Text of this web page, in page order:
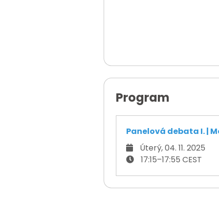
Program
Panelová debata I. |
Úterý, 04. 11. 2025
17:15–17:55 CEST